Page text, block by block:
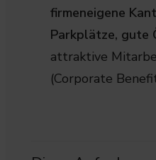
firmeneigene
Parkplätze, gute
attraktive
(Corporate